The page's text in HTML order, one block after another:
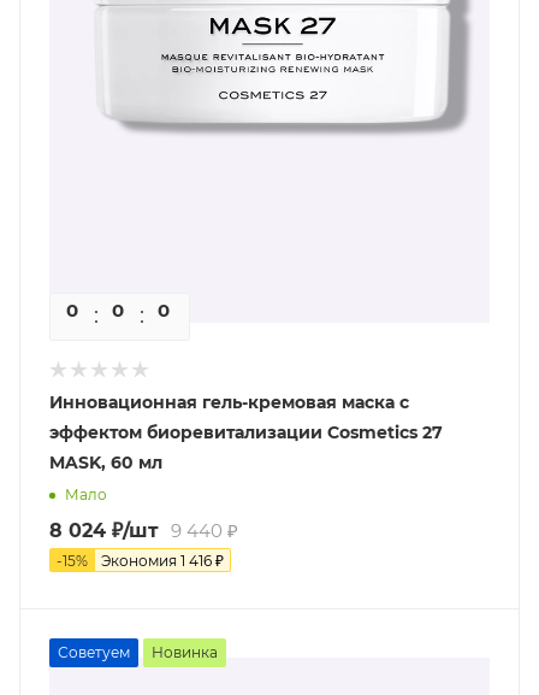
0 0 0
Инновационная гель-кремовая маска с
эффектом биоревитализации Cosmetics 27
MASK, 60 мл
Мало
8 024 ₽/шт 9 440 ₽
-15% Экономия 1 416 ₽
Советуем Новинка